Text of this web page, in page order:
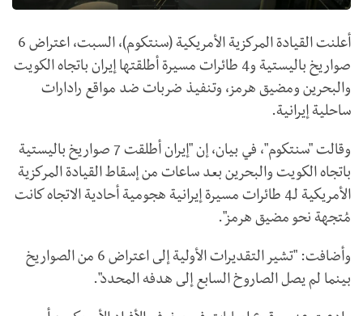
أعلنت القيادة المركزية الأمريكية (سنتكوم)، السبت، اعتراض 6
صواريخ باليستية و4 طائرات مسيرة أطلقتها إيران باتجاه الكويت
والبحرين ومضيق هرمز، وتنفيذ ضربات ضد مواقع رادارات
ساحلية إيرانية.
وقالت "سنتكوم"، في بيان، إن "إيران أطلقت 7 صواريخ باليستية
باتجاه الكويت والبحرين بعد ساعات من إسقاط القيادة المركزية
الأمريكية لـ4 طائرات مسيرة إيرانية هجومية أحادية الاتجاه كانت
مُتجهة نحو مضيق هرمز".
وأضافت: "تشير التقديرات الأولية إلى اعتراض 6 من الصواريخ
بينما لم يصل الصاروخ السابع إلى هدفه المحدد".